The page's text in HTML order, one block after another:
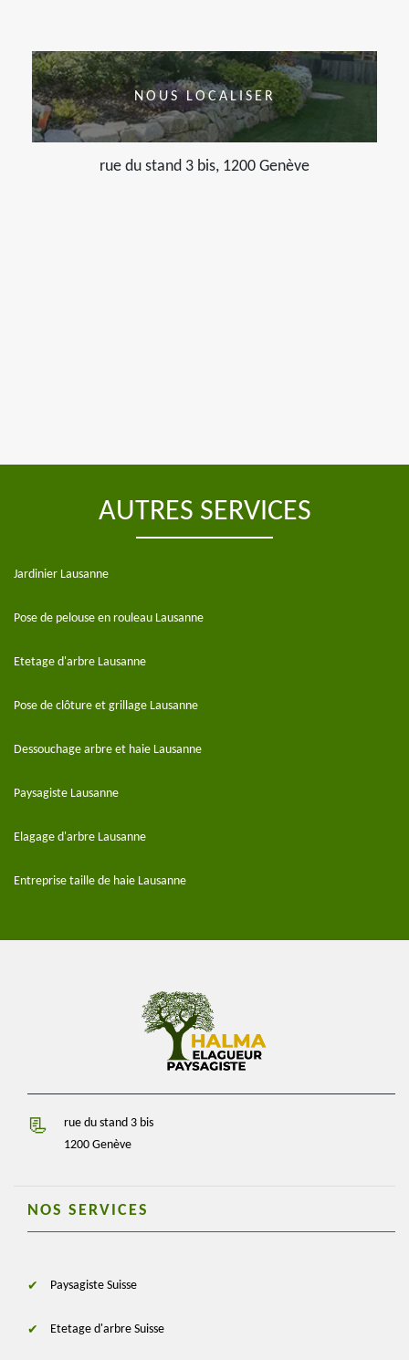
NOUS LOCALISER
rue du stand 3 bis, 1200 Genève
AUTRES SERVICES
Jardinier Lausanne
Pose de pelouse en rouleau Lausanne
Etetage d'arbre Lausanne
Pose de clôture et grillage Lausanne
Dessouchage arbre et haie Lausanne
Paysagiste Lausanne
Elagage d'arbre Lausanne
Entreprise taille de haie Lausanne
rue du stand 3 bis
1200 Genève
NOS SERVICES
Paysagiste Suisse
Etetage d'arbre Suisse